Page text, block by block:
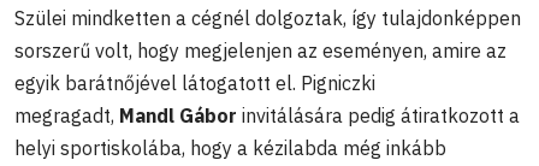
Szülei mindketten a cégnél dolgoztak, így tulajdonképpen
sorszerű volt, hogy megjelenjen az eseményen, amire az
egyik barátnőjével látogatott el. Pigniczki
megragadt, Mandl Gábor invitálására pedig átiratkozott a
helyi sportiskolába, hogy a kézilabda még inkább